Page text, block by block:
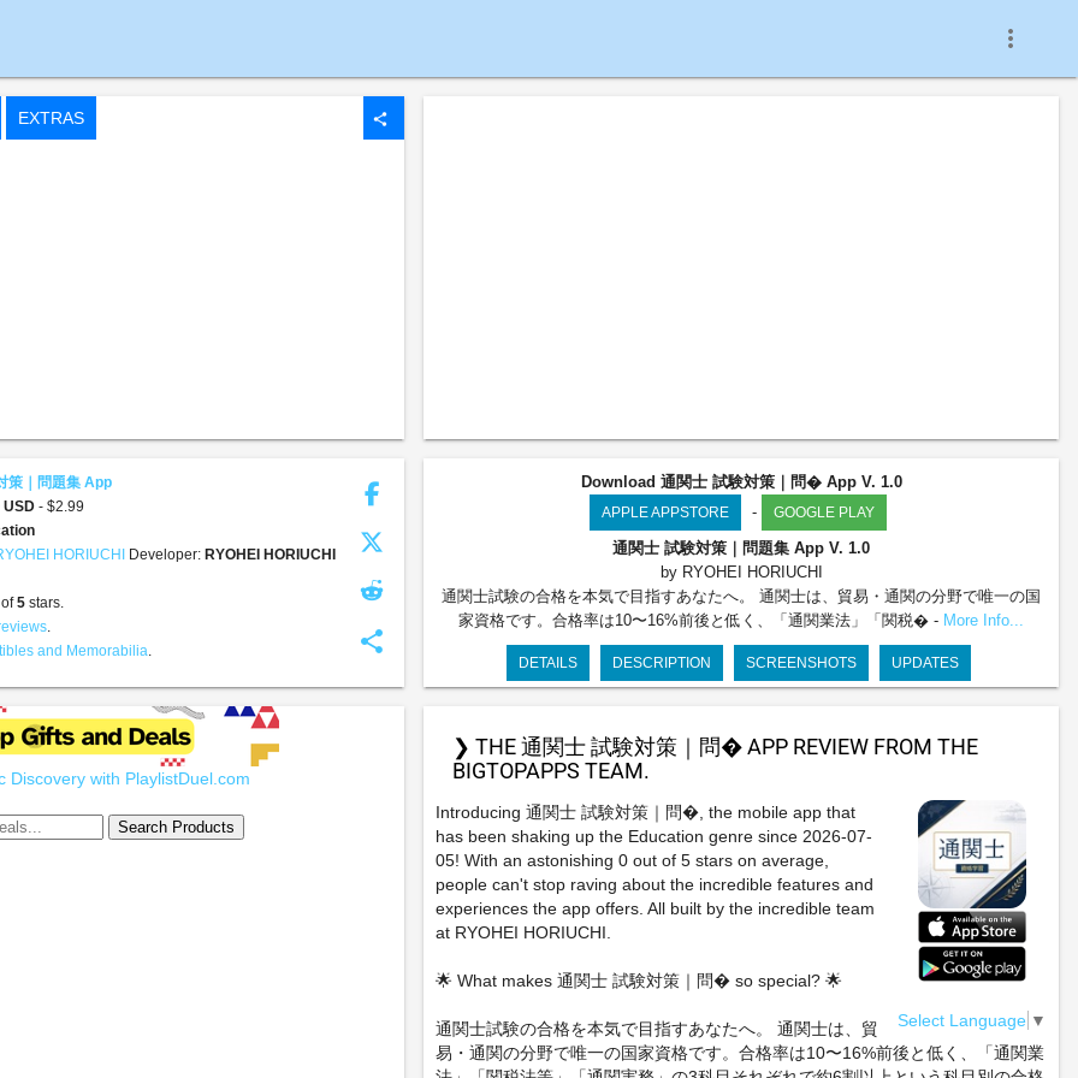
more_vert
EXTRAS share
share
策｜問題集 App
USD - $2.99
HORIUCHI Developer: RYOHEI HORIUCHI
5 stars.
.
and Memorabilia.
Download 通関士 試験対策｜問� App V. 1.0
APPLE APPSTORE - GOOGLE PLAY
通関士 試験対策｜問題集 App V. 1.0
by RYOHEI HORIUCHI
通関士試験の合格を本気で目指すあなたへ。 通関士は、貿易・通関の分野で唯一の国
家資格です。合格率は10〜16%前後と低く、「通関業法」「関税� - More Info...
DETAILS DESCRIPTION SCREENSHOTS UPDATES
Discovery with PlaylistDuel.com
❯ THE 通関士 試験対策｜問� APP REVIEW FROM THE
BIGTOPAPPS TEAM.
Select Language ▼
Introducing 通関士 試験対策｜問�, the mobile app that
has been shaking up the Education genre since 2026-07-
05! With an astonishing 0 out of 5 stars on average,
people can't stop raving about the incredible features and
experiences the app offers. All built by the incredible team
at RYOHEI HORIUCHI.
🌟 What makes 通関士 試験対策｜問� so special? 🌟
通関士試験の合格を本気で目指すあなたへ。 通関士は、貿
易・通関の分野で唯一の国家資格です。合格率は10〜16%前後と低く、「通関業